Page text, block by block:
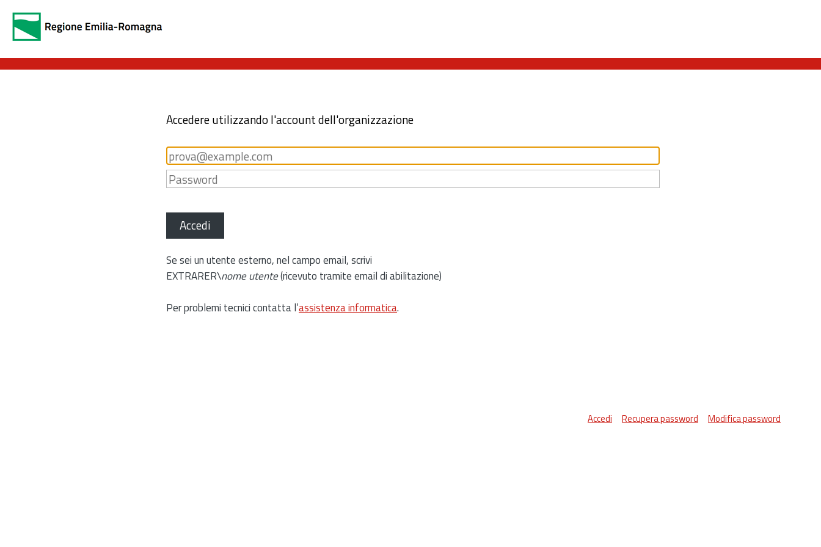
Accedere utilizzando l'account dell'organizzazione
Accedi
Se sei un utente esterno, nel campo email, scrivi
EXTRARER\nome utente(ricevuto tramite email di abilitazione)
Per problemi tecnici contatta l’assistenza informatica.
Accedi Recupera password Modifica password